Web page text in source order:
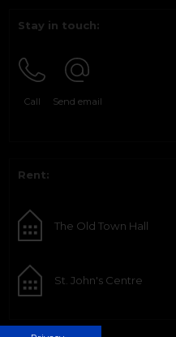
Stay in touch:
Call Send email
Rent:
The Old Town Hall
St. John's Centre